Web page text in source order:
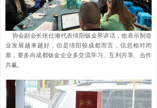
协会副会长张仕湘代表绵阳钣金界讲话，他表示制造
业发展越来越好，但是绵阳较成都而言，信息相对闭
塞，要多向成都钣金企业多交流学习、互利共享、合作
共赢。